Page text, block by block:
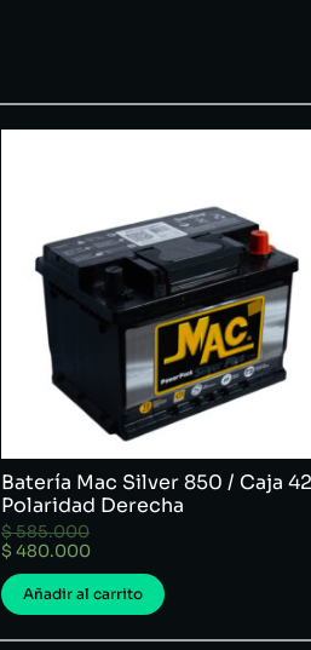
Batería Mac Silver 850 / Caja
Polaridad Derecha
$585.000
$ 480.000
Añadir al carrito